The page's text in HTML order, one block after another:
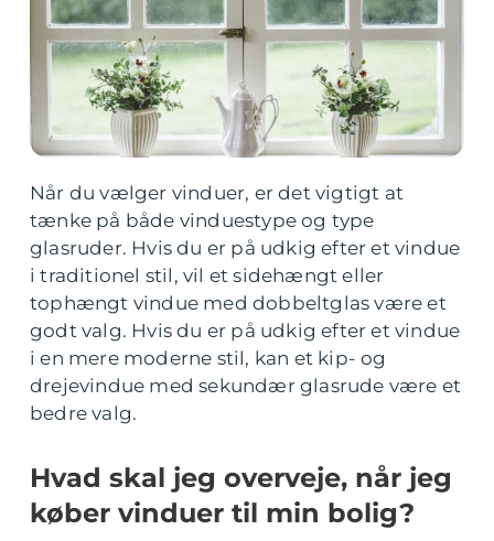
Når du vælger vinduer, er det vigtigt at
tænke på både vinduestype og type
glasruder. Hvis du er på udkig efter et vindue
i traditionel stil, vil et sidehængt eller
tophængt vindue med dobbeltglas være et
godt valg. Hvis du er på udkig efter et vindue
i en mere moderne stil, kan et kip- og
drejevindue med sekundær glasrude være et
bedre valg.
Hvad skal jeg overveje, når jeg
køber vinduer til min bolig?